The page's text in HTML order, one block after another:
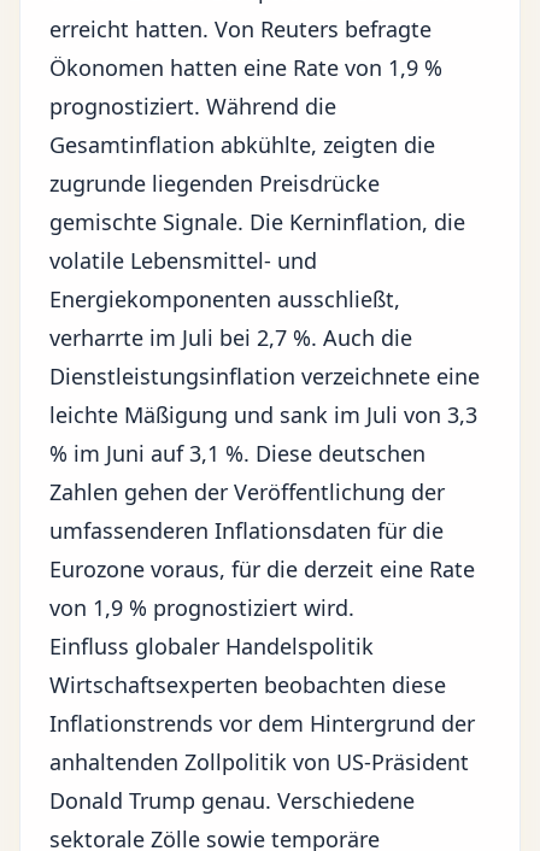
erreicht hatten. Von Reuters befragte
Ökonomen hatten eine Rate von 1,9 %
prognostiziert. Während die
Gesamtinflation abkühlte, zeigten die
zugrunde liegenden Preisdrücke
gemischte Signale. Die Kerninflation, die
volatile Lebensmittel- und
Energiekomponenten ausschließt,
verharrte im Juli bei 2,7 %. Auch die
Dienstleistungsinflation verzeichnete eine
leichte Mäßigung und sank im Juli von 3,3
% im Juni auf 3,1 %. Diese deutschen
Zahlen gehen der Veröffentlichung der
umfassenderen Inflationsdaten für die
Eurozone voraus, für die derzeit eine Rate
von 1,9 % prognostiziert wird.
Einfluss globaler Handelspolitik
Wirtschaftsexperten beobachten diese
Inflationstrends vor dem Hintergrund der
anhaltenden Zollpolitik von US-Präsident
Donald Trump genau. Verschiedene
sektorale Zölle sowie temporäre